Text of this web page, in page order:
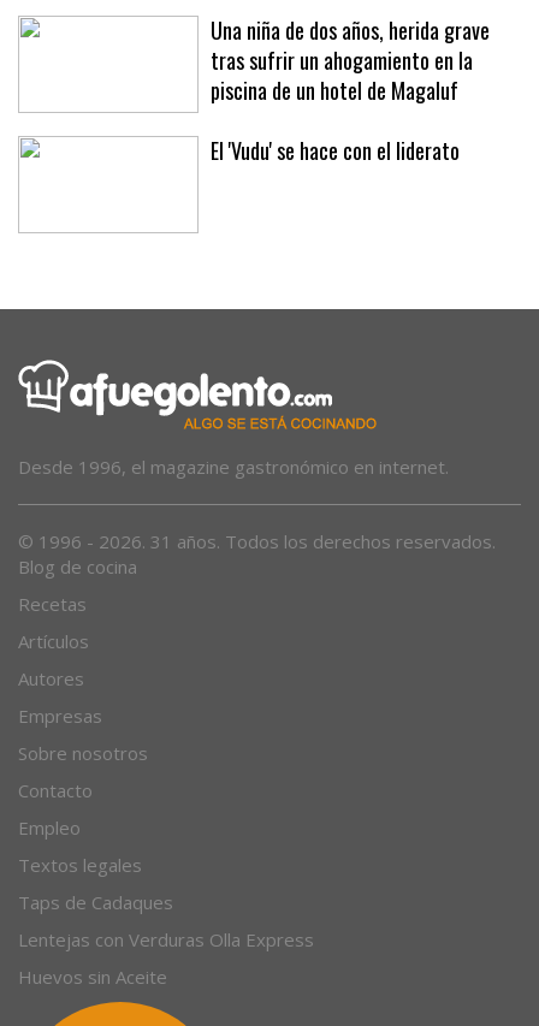
La afición habla: Luis García y Luvumbo, aclamados
Una niña de dos años, herida grave
tras sufrir un ahogamiento en la
piscina de un hotel de Magaluf
Blog de cocina
Recetas
Artículos
Autores
Empresas
Sobre nosotros
Contacto
Empleo
Textos legales
Taps de Cadaques
Lentejas con Verduras Olla Express